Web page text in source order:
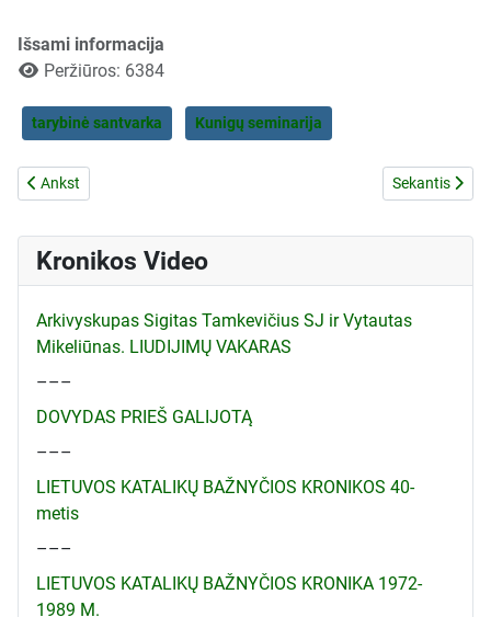
Išsami informacija
Peržiūros: 6384
tarybinė santvarka Kunigų seminarija
Ankstesnis straipsnis: LKB Kronikos Nr.73 Žemėlapis
Ankst Kitas
Sekantis
Kronikos Video
Arkivyskupas Sigitas Tamkevičius SJ ir Vytautas
Mikeliūnas. LIUDIJIMŲ VAKARAS
–––
DOVYDAS PRIEŠ GALIJOTĄ
–––
LIETUVOS KATALIKŲ BAŽNYČIOS KRONIKOS 40-
metis
–––
LIETUVOS KATALIKŲ BAŽNYČIOS KRONIKA 1972-
1989 M.